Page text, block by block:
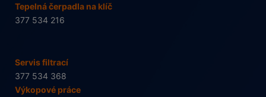
Tepelná čerpadla na klíč
377 534 216
Servis filtrací
377 534 368
Výkopové práce